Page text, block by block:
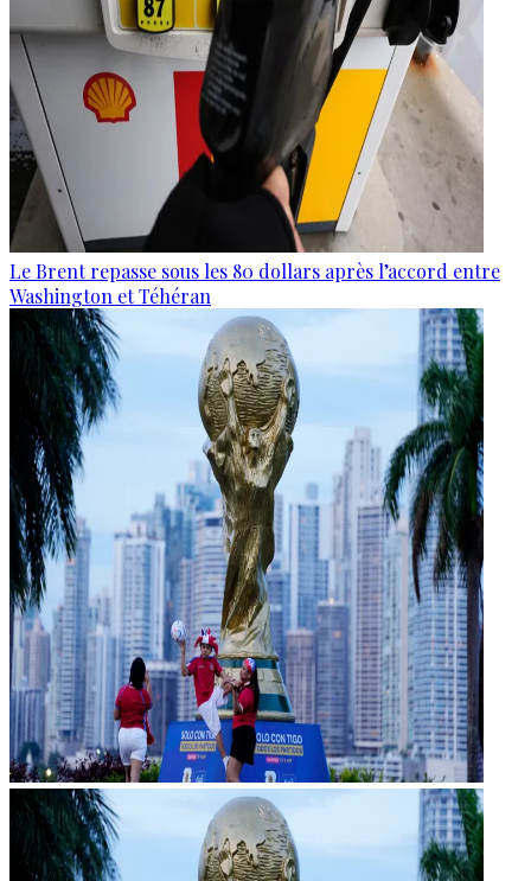
Le Brent repasse sous les 80 dollars après l’accord entre
Washington et Téhéran